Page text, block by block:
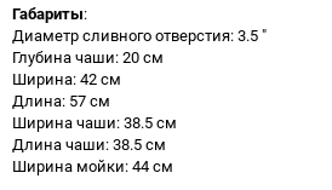
Габариты:
Диаметр сливного отверстия: 3.5 "
Глубина чаши: 20 см
Ширина: 42 см
Длина: 57 см
Ширина чаши: 38.5 см
Длина чаши: 38.5 см
Ширина мойки: 44 см